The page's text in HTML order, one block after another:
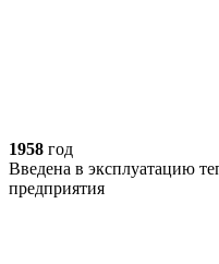
1958 год
Введена в эксплуатацию
предприятия